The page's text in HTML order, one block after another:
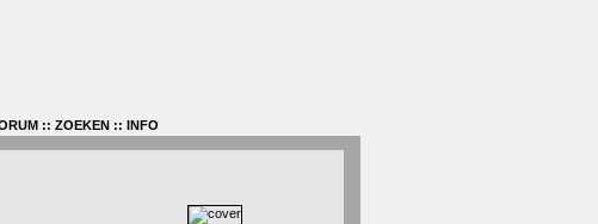
:: ZOEKEN :: INFO